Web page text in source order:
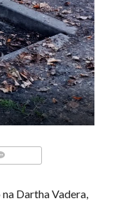
Dartha Vadera,